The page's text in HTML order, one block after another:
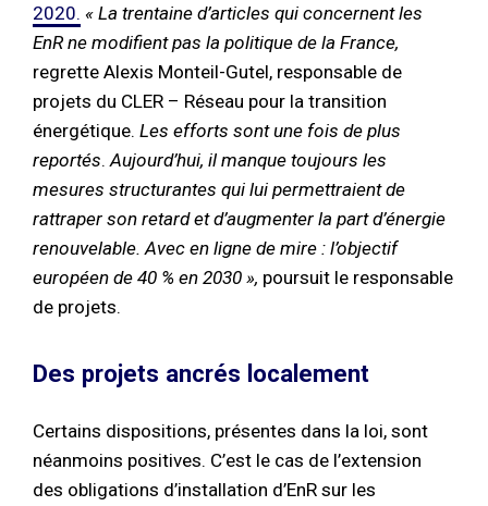
2020. « La trentaine d’articles qui concernent les
EnR ne modifient pas la politique de la France,
regrette Alexis Monteil-Gutel, responsable de
projets du CLER – Réseau pour la transition
énergétique. Les efforts sont une fois de plus
reportés. Aujourd’hui, il manque toujours les
mesures structurantes qui lui permettraient de
rattraper son retard et d’augmenter la part d’énergie
renouvelable. Avec en ligne de mire : l’objectif
européen de 40 % en 2030 », poursuit le responsable
de projets.
Des projets ancrés localement
Certains dispositions, présentes dans la loi, sont
néanmoins positives. C’est le cas de l’extension
des obligations d’installation d’EnR sur les